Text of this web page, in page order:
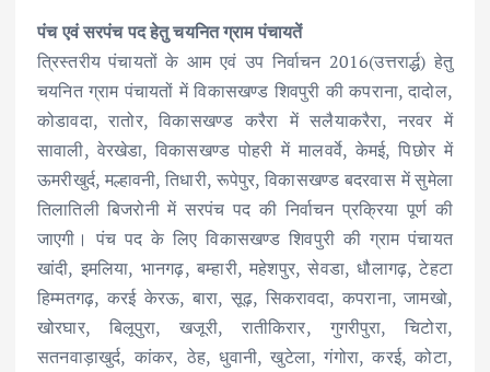
पंच एवं सरपंच पद हेतु चयनित ग्राम पंचायतें
त्रिस्तरीय पंचायतों के आम एवं उप निर्वाचन 2016(उत्तरार्द्ध) हेतु
चयनित ग्राम पंचायतों में विकासखण्ड शिवपुरी की कपराना, दादोल,
कोडावदा, रातोर, विकासखण्ड करैरा में सलैयाकरैरा, नरवर में
सावाली, वेरखेडा, विकासखण्ड पोहरी में मालवर्वे, केमई, पिछोर में
ऊमरीखुर्द, मल्हावनी, तिधारी, रूपेपुर, विकासखण्ड बदरवास में सुमेला
तिलातिली बिजरोनी में सरपंच पद की निर्वाचन प्रक्रिया पूर्ण की
जाएगी। पंच पद के लिए विकासखण्ड शिवपुरी की ग्राम पंचायत
खांदी, इमलिया, भानगढ़, बम्हारी, महेशपुर, सेवडा, धौलागढ़, टेहटा
हिम्मतगढ़, करई केरऊ, बारा, सूढ़, सिकरावदा, कपराना, जामखो,
खोरघार, बिलूपुरा, खजूरी, रातीकिरार, गुगरीपुरा, चिटोरा,
सतनवाड़ाखुर्द, कांकर, ठेह, धुवानी, खुटेला, गंगोरा, करई, कोटा,